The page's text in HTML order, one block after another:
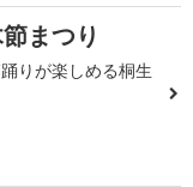
まつり
りが楽しめる桐生